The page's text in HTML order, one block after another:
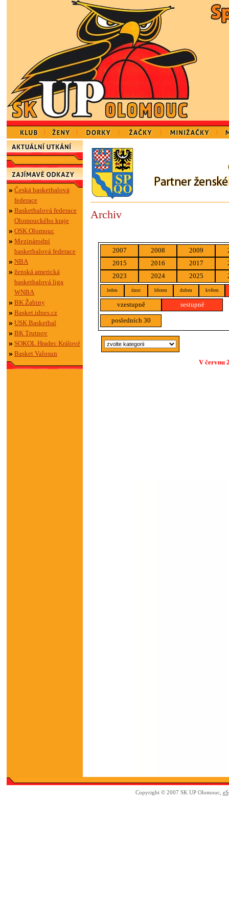
Česká basketbalová
federace
Basketbalová federace
Olomouckého kraje
OSK Olomouc
Mezinárodní
basketbalová federace
NBA
ženská americká
basketbalová liga
WNBA
BK Žabiny
Basket.idnes.cz
USK Basketbal
BK Trutnov
SOKOL Hradec Králové
Basket Valosun
Archiv
2007 2008 2009
2015
2016 2017
2023
2024 2025
leden únor březen duben květen
vzestupně sestupně
posledních 30
V červnu
Copyright © 2007 SK UP Olomouc,